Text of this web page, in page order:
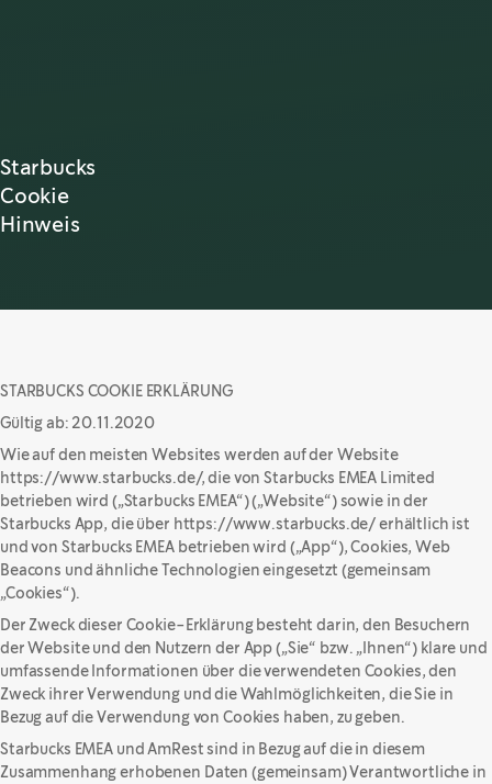
Starbucks
Cookie
Hinweis
STARBUCKS COOKIE ERKLÄRUNG
Gültig ab: 20.11.2020
Wie auf den meisten Websites werden auf der Website
https://www.starbucks.de/, die von Starbucks EMEA Limited
betrieben wird („Starbucks EMEA“) („Website“) sowie in der
Starbucks App, die über https://www.starbucks.de/ erhältlich ist
und von Starbucks EMEA betrieben wird („App“), Cookies, Web
Beacons und ähnliche Technologien eingesetzt (gemeinsam
„Cookies“).
Der Zweck dieser Cookie-Erklärung besteht darin, den Besuchern
der Website und den Nutzern der App („Sie“ bzw. „Ihnen“) klare und
umfassende Informationen über die verwendeten Cookies, den
Zweck ihrer Verwendung und die Wahlmöglichkeiten, die Sie in
Bezug auf die Verwendung von Cookies haben, zu geben.
Starbucks EMEA und AmRest sind in Bezug auf die in diesem
Zusammenhang erhobenen Daten (gemeinsam) Verantwortliche in